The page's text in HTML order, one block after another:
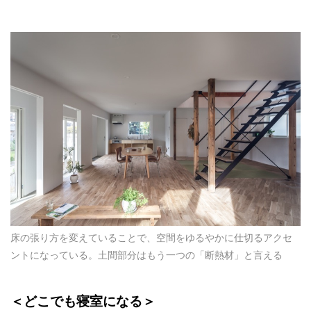
床の張り方を変えていることで、空間をゆるやかに仕切るアクセ
ントになっている。土間部分はもう一つの「断熱材」と言える
＜どこでも寝室になる＞